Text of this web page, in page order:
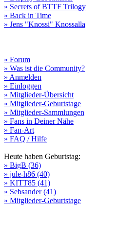
» Secrets of BTTF Trilogy
» Back in Time
» Jens "Knossi" Knossalla
» Forum
» Was ist die Community?
» Anmelden
» Einloggen
» Mitglieder-Übersicht
» Mitglieder-Geburtstage
» Mitglieder-Sammlungen
» Fans in Deiner Nähe
» Fan-Art
» FAQ / Hilfe
Heute haben Geburtstag:
» BigB (36)
» jule-h86 (40)
» KITT85 (41)
» Sebsander (41)
» Mitglieder-Geburtstage